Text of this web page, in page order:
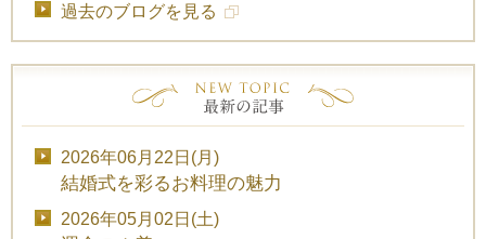
過去のブログを見る
2026年06月22日(月)
結婚式を彩るお料理の魅力
2026年05月02日(土)